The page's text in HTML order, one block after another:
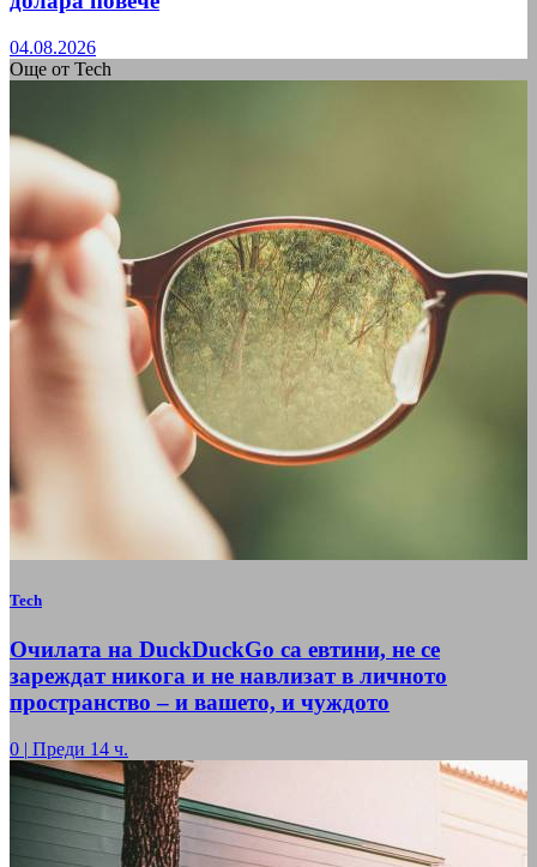
04.08.2026
Още от Tech
Tech
Очилата на DuckDuckGo са евтини, не се
зареждат никога и не навлизат в личното
пространство – и вашето, и чуждото
0 | Преди 14 ч.